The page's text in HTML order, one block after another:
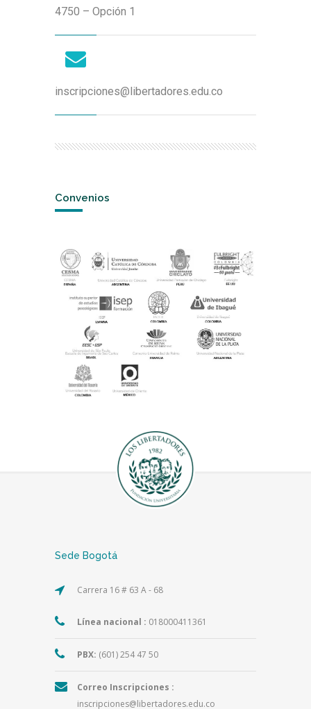
4750 – Opción 1
inscripciones@libertadores.edu.co
Convenios
Sede Bogotá
Carrera 16 # 63 A - 68
Línea nacional : 018000411361
PBX: (601) 254 47 50
Correo Inscripciones :
inscripciones@libertadores.edu.co